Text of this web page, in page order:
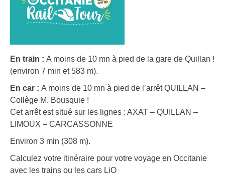
En train : A moins de 10 mn à pied de la gare de Quillan !
(environ 7 min et 583 m).
En car : A moins de 10 mn à pied de l’arrêt QUILLAN –
Collège M. Bousquie !
Cet arrêt est situé sur les lignes : AXAT – QUILLAN –
LIMOUX – CARCASSONNE
Environ 3 min (308 m).
Calculez votre itinéraire pour votre voyage en Occitanie
avec les trains ou les cars LiO